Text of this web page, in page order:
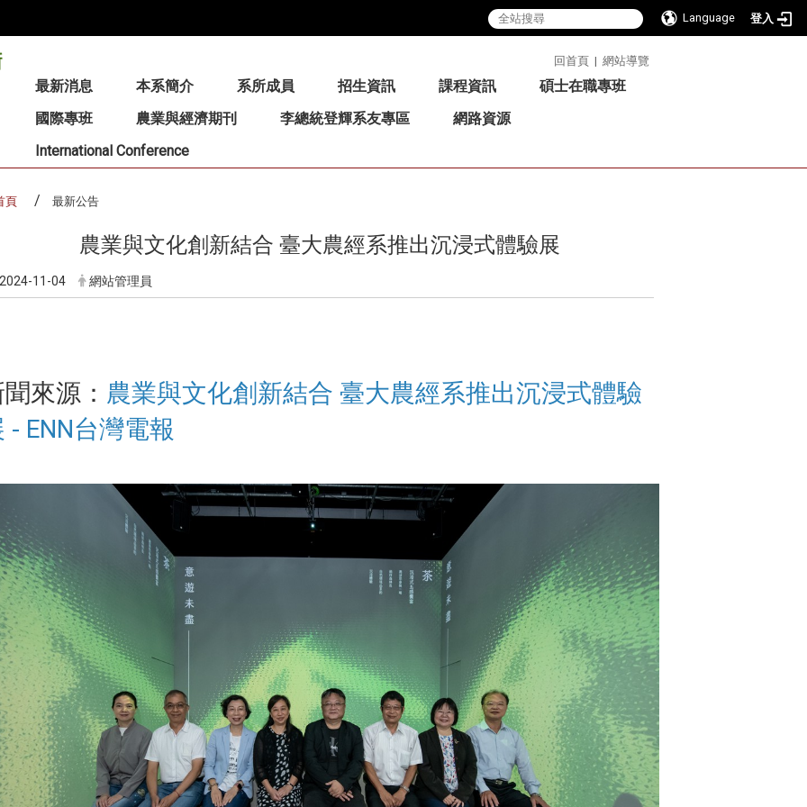
Language 登入
回首頁 | 網站導覽
最新消息 本系簡介 系所成員 招生資訊 課程資訊
碩士在職專班
國際專班
農業與經濟期刊 李總統登輝系友專區
網路資源
International Conference
頁 最新公告
農業與文化創新結合 臺大農經系推出沉浸式體驗展
11-04 網站管理員
來源： 農業與文化創新結合 臺大農經系推出沉浸式體驗
- ENN台灣電報